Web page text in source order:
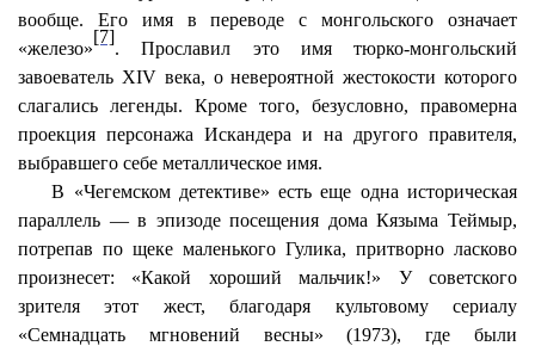
вообще. Его имя в переводе с монгольского означает
«железо»
[7]
. Прославил это имя тюрко-монгольский
завоеватель XIV века, о невероятной жестокости которого
слагались легенды. Кроме того, безусловно, правомерна
проекция персонажа Искандера и на другого правителя,
выбравшего себе металлическое имя.
В «Чегемском детективе» есть еще одна историческая
параллель — в эпизоде посещения домаКязыма Теймыр,
потрепав по щеке маленького Гулика, притворно ласково
произнесет: «Какой хороший мальчик!» У советского
зрителя этот жест, благодаря культовому сериалу
«Семнадцать мгновений весны» (1973), где были